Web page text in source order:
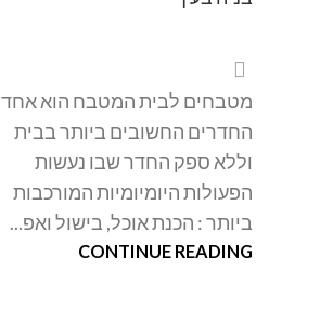
מטבחים לבית המטבח הוא אחד
החדרים החשובים ביותר בבית
וללא ספק החדר שבו נעשות
הפעולות היומיומיות המורכבות
ביותר : הכנת אוכל, בישול ואפ...
CONTINUE READING